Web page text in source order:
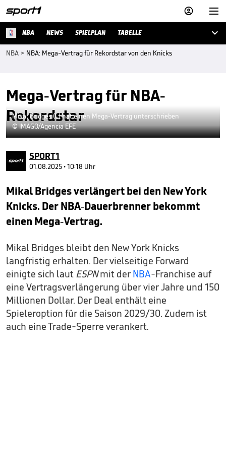


NBA NEWS SPIELPLAN TABELLE 
NBA > NBA: Mega-Vertrag für Rekordstar von den Knicks
Mega-Vertrag für NBA-
Rekordstar
Mikal Bridges (l.) hat einen Mega-Vertrag unterschrieben
© IMAGO/Agencia EFE
SPORT1
01.08.2025 • 10:18 Uhr
Mikal Bridges verlängert bei den New York
Knicks. Der NBA-Dauerbrenner bekommt
einen Mega-Vertrag.
Mikal Bridges bleibt den New York Knicks
langfristig erhalten. Der vielseitige Forward
einigte sich laut ESPNmit der NBA-Franchise auf
eine Vertragsverlängerung über vier Jahre und 150
Millionen Dollar. Der Deal enthält eine
Spieleroption für die Saison 2029/30. Zudem ist
auch eine Trade-Sperre verankert.